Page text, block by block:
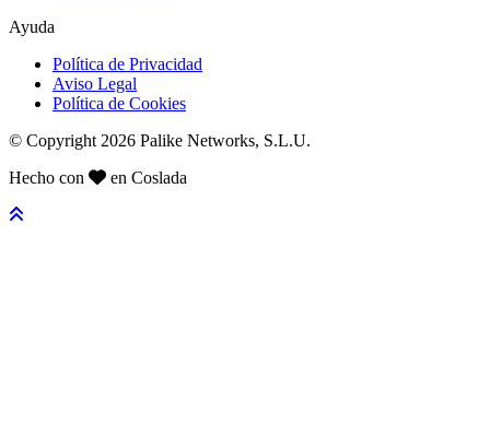
Ayuda
Política de Privacidad
Aviso Legal
Política de Cookies
© Copyright 2026 Palike Networks, S.L.U.
Hecho con
en Coslada